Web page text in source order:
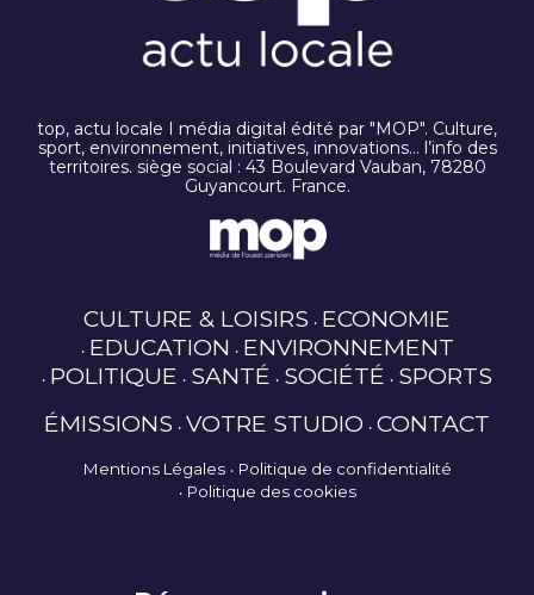
top, actu locale I média digital édité par "MOP". Culture,
sport, environnement, initiatives, innovations… l’info des
territoires. siège social : 43 Boulevard Vauban, 78280
Guyancourt. France.
CULTURE & LOISIRS ECONOMIE
EDUCATION ENVIRONNEMENT
POLITIQUE SANTÉ SOCIÉTÉ SPORTS
ÉMISSIONS VOTRE STUDIO CONTACT
Mentions Légales
Politique de confidentialité
Politique des cookies